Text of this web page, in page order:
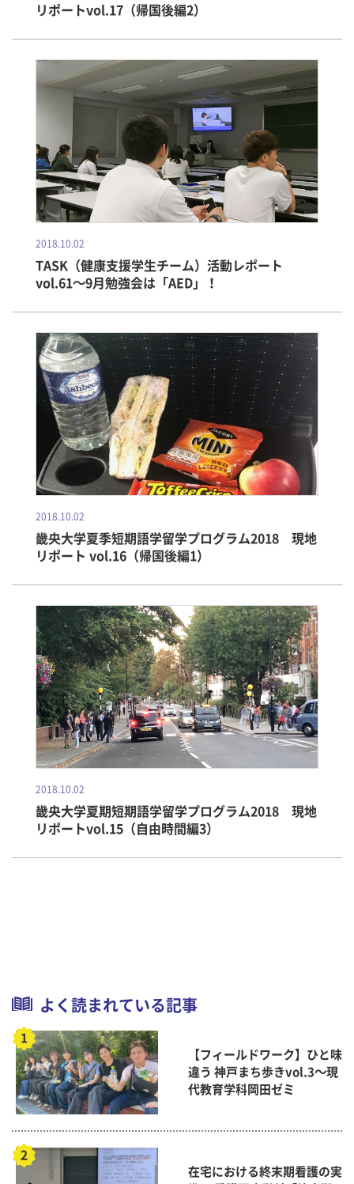
リポートvol.17（帰国後編2）
2018.10.02
TASK（健康支援学生チーム）活動レポート
vol.61～9月勉強会は「AED」！
2018.10.02
畿央大学夏季短期語学留学プログラム2018 現地
リポート vol.16（帰国後編1）
2018.10.02
畿央大学夏期短期語学留学プログラム2018 現地
リポートvol.15（自由時間編3）
よく読まれている記事
【フィールドワーク】ひと味
違う 神戸まち歩きvol.3～現
代教育学科岡田ゼミ
在宅における終末期看護の実